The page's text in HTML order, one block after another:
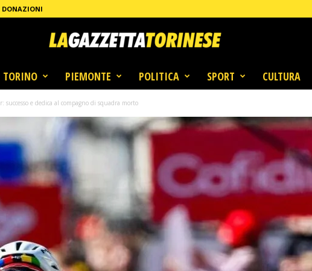
DONAZIONI
TORINO PIEMONTE POLITICA SPORT CULTURA
successo e dedica al compagno di squadra morto